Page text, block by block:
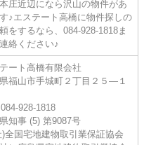
庄近辺になら沢山の物件があ
♪エステート高橋に物件探しの
をするなら、084-928-1818ま
絡ください♪
ート高橋有限会社
福山市手城町２丁目２５―１
928-1818
知事 (5) 第9087号
)全国宅地建物取引業保証協会